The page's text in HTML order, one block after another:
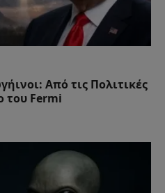
Από τις Πολιτικές
του Fermi